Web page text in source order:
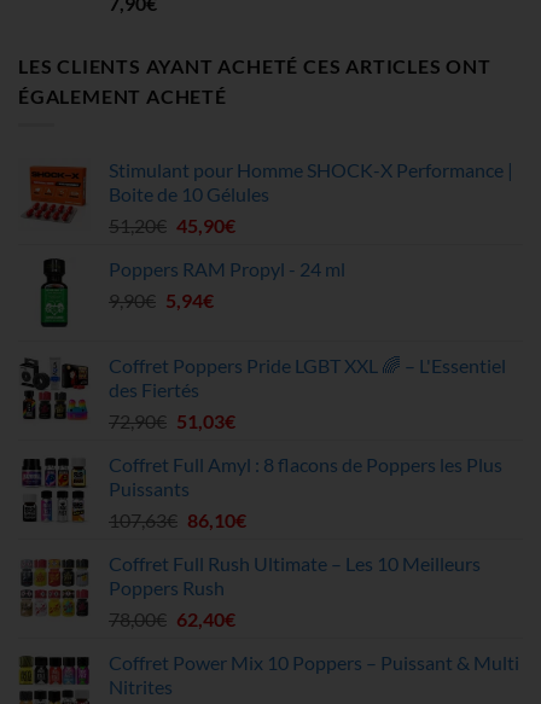
sur 5
LES CLIENTS AYANT ACHETÉ CES ARTICLES ONT
ÉGALEMENT ACHETÉ
Stimulant pour Homme SHOCK-X Performance |
Boite de 10 Gélules
51,20€ Le
initial
était :
45,90€Le
actuel
Poppers RAM Propyl - 24 ml
9,90€ Le
était :
9,90€.
5,94€Le
est :
Coffret Poppers Pride LGBT XXL 🌈 – L'Essentiel
des Fiertés
72,90€ Le
initial
était :
72,90€.
51,03€Le
actuel
51,03€.
Coffret Full Amyl : 8 flacons de Poppers les Plus
Puissants
107,63€ Le
initial
était :
107,63€.
86,10€Le
actuel
Coffret Full Rush Ultimate – Les 10 Meilleurs
Poppers Rush
78,00€ Le
initial
62,40€Le
actuel
Coffret Power Mix 10 Poppers – Puissant & Multi
Nitrites